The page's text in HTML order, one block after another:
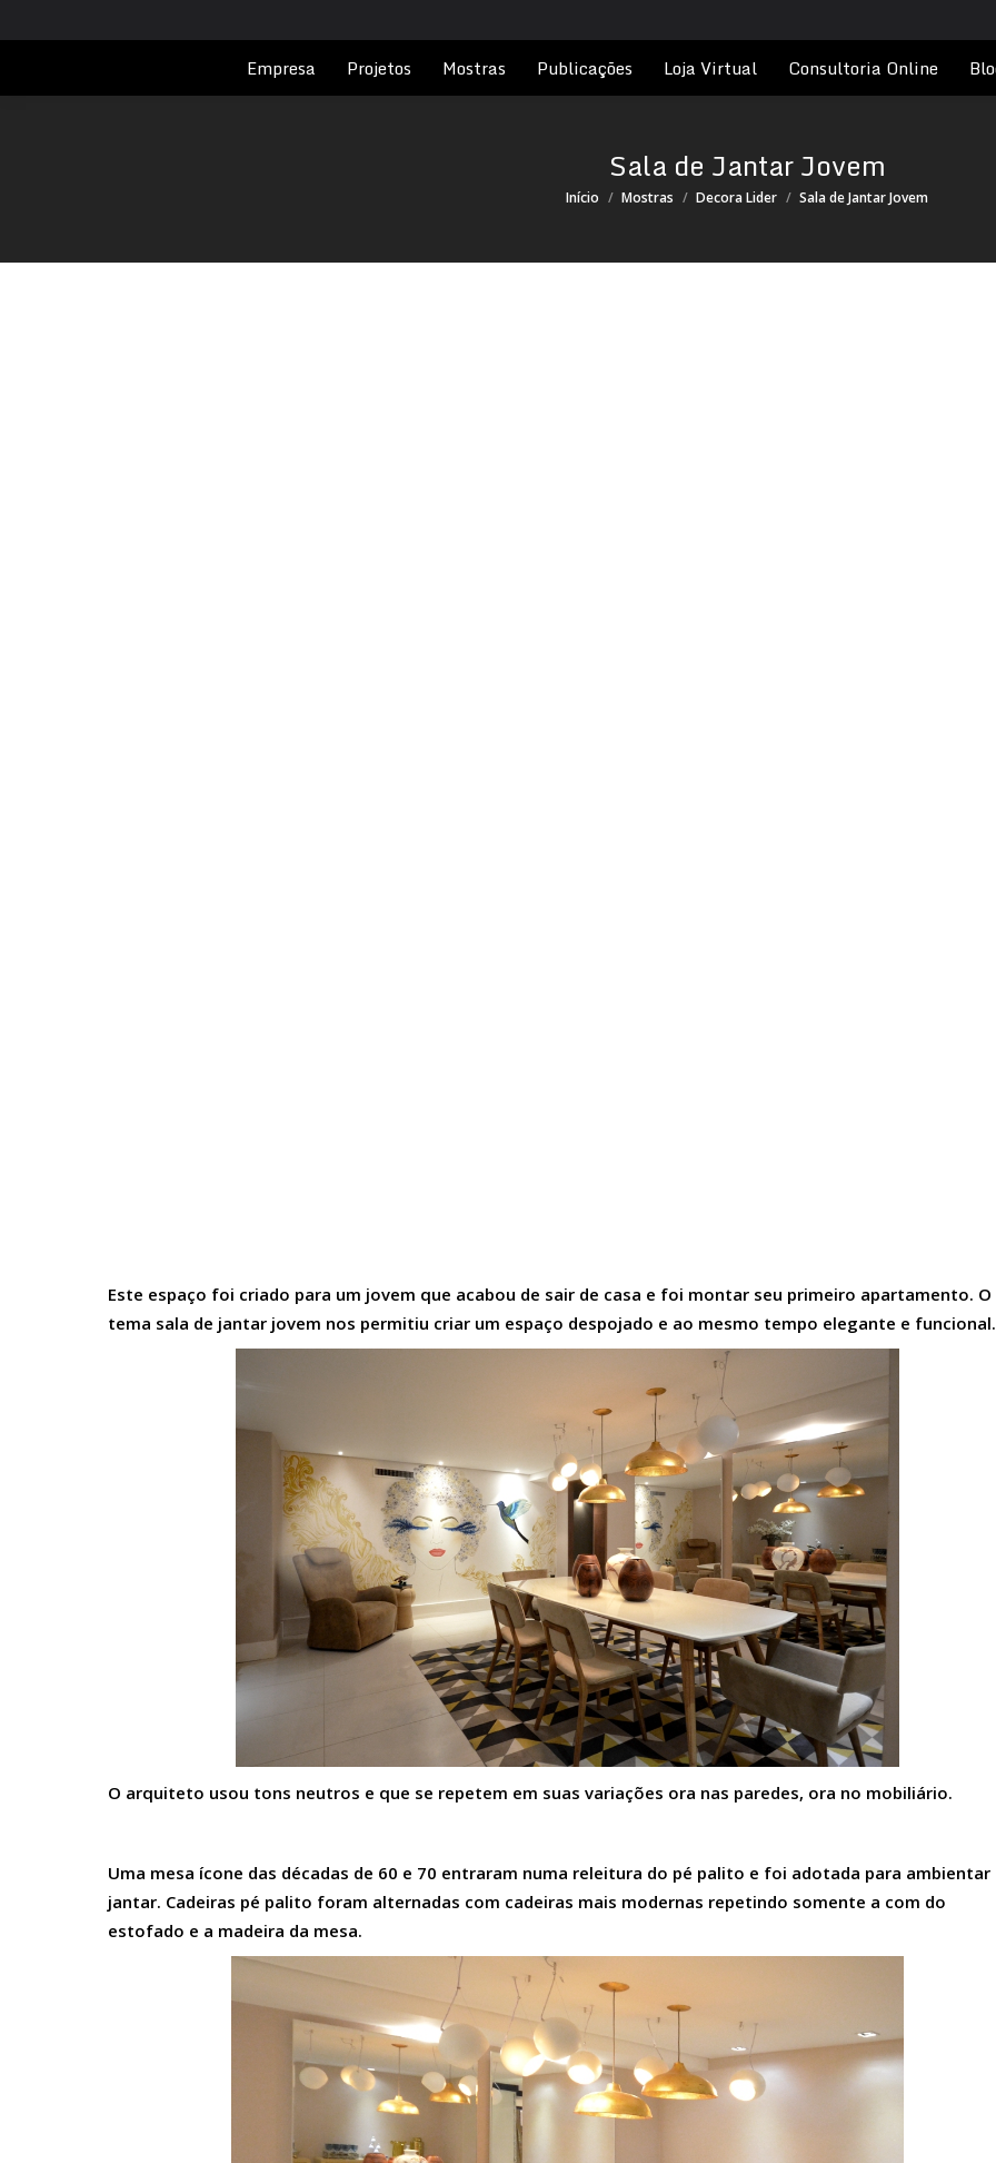
Empresa Projetos Mostras Publicações Loja Virtual Consultoria Online
Sala de Jantar Jovem
Você está aqui:
Início Mostras Decora Lider Sala de Jantar Jovem
Este espaço foi criado para um jovem que acabou de sair de casa e foi montar seu primeiro apartamento. O
tema sala de jantar jovem nos permitiu criar um espaço despojado e ao mesmo tempo elegante e funcional.
O arquiteto usou tons neutros e que se repetem em suas variações ora nas paredes, ora no mobiliário.
Uma mesa ícone das décadas de 60 e 70 entraram numa releitura do pé palito e foi adotada para ambientar
jantar. Cadeiras pé palito foram alternadas com cadeiras mais modernas repetindo somente a com do
estofado e a madeira da mesa.